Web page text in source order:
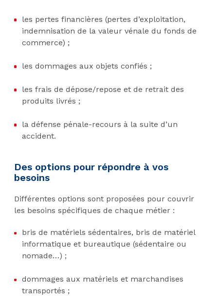
les pertes financières (pertes d’exploitation,
indemnisation de la valeur vénale du fonds de
commerce) ;
les dommages aux objets confiés ;
les frais de dépose/repose et de retrait des
produits livrés ;
la défense pénale-recours à la suite d’un
accident.
Des options pour répondre à vos
besoins
Différentes options sont proposées pour couvrir
les besoins spécifiques de chaque métier :
bris de matériels sédentaires, bris de matériel
informatique et bureautique (sédentaire ou
nomade…) ;
dommages aux matériels et marchandises
transportés ;